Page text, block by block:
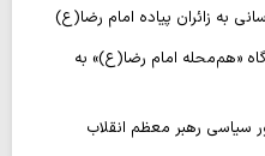
به زائران پیاده امام رضا(ع)
«هم‌محله امام رضا(ع)» به
سیاسی رهبر معظم انقلاب